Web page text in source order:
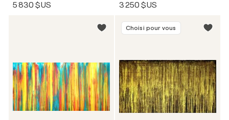
5 830 $US 3 250 $US
Choisi pour vous